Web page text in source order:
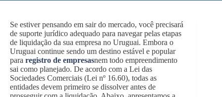
Se estiver pensando em sair do mercado, você precisará
de suporte jurídico adequado para navegar pelas etapas
de liquidação da sua empresa no Uruguai. Embora o
Uruguai continue sendo um destino estável e popular
para registro de empresasnem todo empreendimento
sai como planejado. De acordo com a Lei das
Sociedades Comerciais (Lei nº 16.60), todas as
entidades devem primeiro se dissolver antes de